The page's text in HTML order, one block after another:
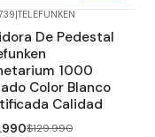
TELEFUNKEN
De Pedestal
1000
Color Blanco
Calidad
$129.990